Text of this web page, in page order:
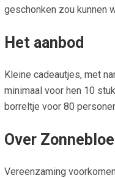
geschonken zou kunnen
Het aanbod
Kleine cadeautjes, met
minimaal voor hen 10
borreltje voor 80
Over
Vereenzaming